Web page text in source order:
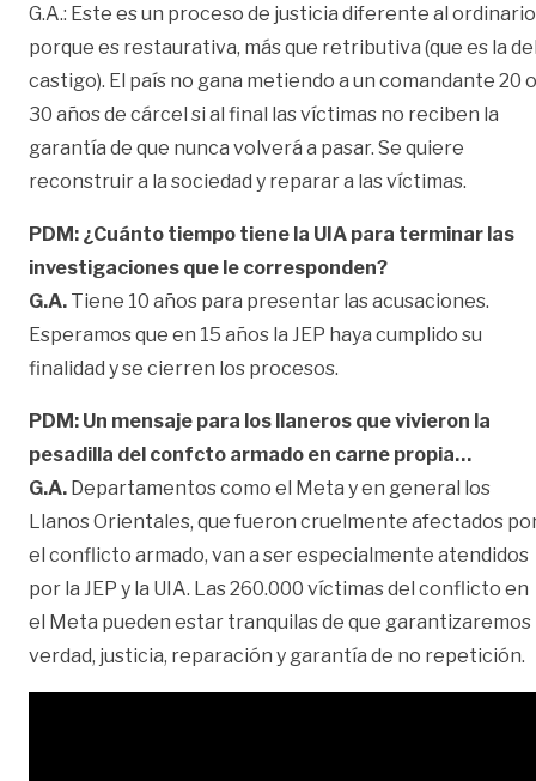
G.A.: Este es un proceso de justicia diferente al ordinario
porque es restaurativa, más que retributiva (que es la
castigo). El país no gana metiendo a un comandante 20 o
30 años de cárcel si al final las víctimas no reciben la
garantía de que nunca volverá a pasar. Se quiere
reconstruir a la sociedad y reparar a las víctimas.
PDM: ¿Cuánto tiempo tiene la UIA para terminar las
investigaciones que le corresponden?
G.A. Tiene 10 años para presentar las acusaciones.
Esperamos que en 15 años la JEP haya cumplido su
finalidad y se cierren los procesos.
PDM: Un mensaje para los llaneros que vivieron la
pesadilla del confcto armado en carne propia…
G.A. Departamentos como el Meta y en general los
Llanos Orientales, que fueron cruelmente afectados
el conflicto armado, van a ser especialmente atendidos
por la JEP y la UIA. Las 260.000 víctimas del conflicto en
el Meta pueden estar tranquilas de que garantizaremos
verdad, justicia, reparación y garantía de no repetición.